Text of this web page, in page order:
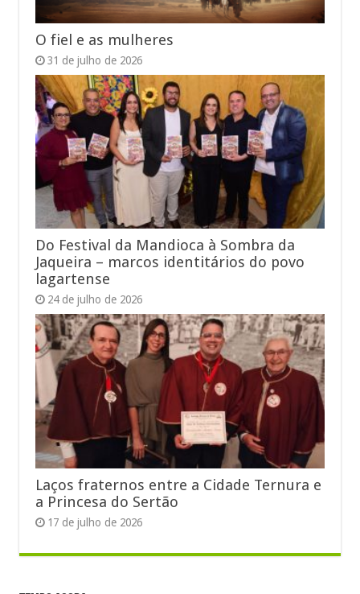
O fiel e as mulheres
31 de julho de 2026
Do Festival da Mandioca à Sombra da
Jaqueira – marcos identitários do povo
lagartense
24 de julho de 2026
Laços fraternos entre a Cidade Ternura e
a Princesa do Sertão
17 de julho de 2026